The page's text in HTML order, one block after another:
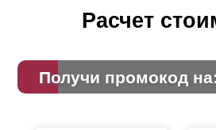
Расчет
Получи промокод на: